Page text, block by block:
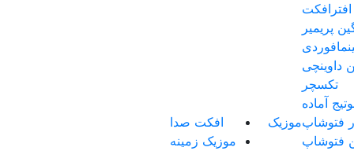
افترافکت
پریمیر
داوینچی
تکسچر
آماده
فتوشاپ
فتوشاپ
موزیک
افکت صدا
موزیک زمینه